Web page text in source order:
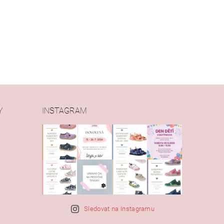
INSTAGRAM
Sledovat na Instagramu